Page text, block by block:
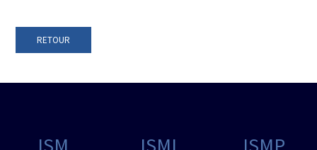
RETOUR
ISM ISMI ISMP